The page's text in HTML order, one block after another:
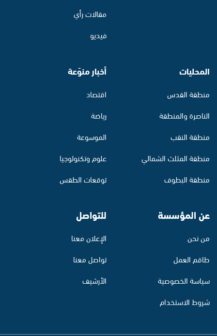
مقالات رأي
فيديو
المحليات
منطقة القدس
الناصرة والمنطقة
منطقة النقب
منطقة المثلث الشمالي
منطقة البطوف
أخبار منوّعة
اقتصاد
رياضة
الموسوعة
علوم وتكنولوجيا
توقعات الطقس
عن المؤسسة
من نحن
طاقم العمل
سياسة الخصوصية
شروط الاستخدام
للتواصل
الإعلان معنا
تواصل معنا
الأرشيف